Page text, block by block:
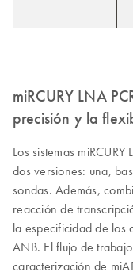
miRCURY LNA
precisión y la
Los sistemas
dos versiones: una,
sondas. Además,
reacción de
la especificidad de los
ANB. El flujo de
caracterización de